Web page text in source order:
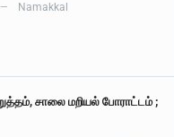
— Namakkal
சாலை மறியல் போராட்டம் ;